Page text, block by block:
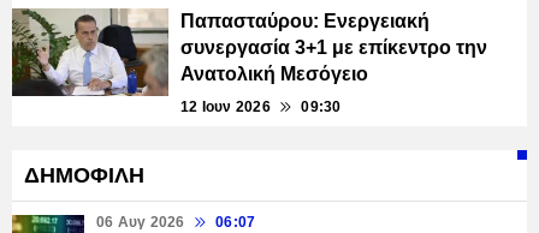
Παπασταύρου: Ενεργειακή
συνεργασία 3+1 με επίκεντρο την
Ανατολική Μεσόγειο
12 Ιουν 2026 09:30
ΔΗΜΟΦΙΛΗ
06 Αυγ 2026 06:07